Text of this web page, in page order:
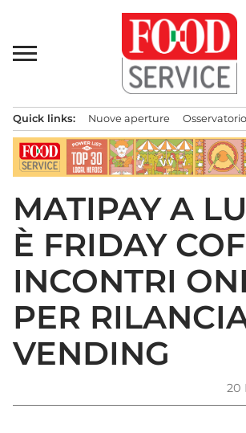
contenuto
principale
Quick links: Nuove aperture
MATIPAY A
È FRIDAY
INCONTRI
PER
VENDING
20